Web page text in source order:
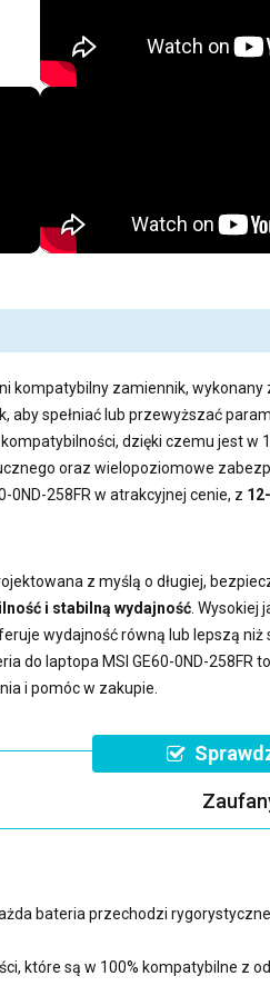
kompatybilny zamiennik,
aby spełniać lub przewyższać
dzięki czemu jest w
oraz wielopoziomowe
0ND-258FR w atrakcyjnej cenie, z
z myślą o długiej,
i stabilną wydajność .
wydajność równą lub lepszą
do laptopa MSI GE60-0ND-258FR
i pomóc w zakupie.
bateria przechodzi
które są w 100% kompatybilne z